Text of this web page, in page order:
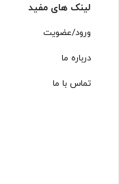
لینک های مفید
ورود/عضویت
درباره ما
تماس با ما